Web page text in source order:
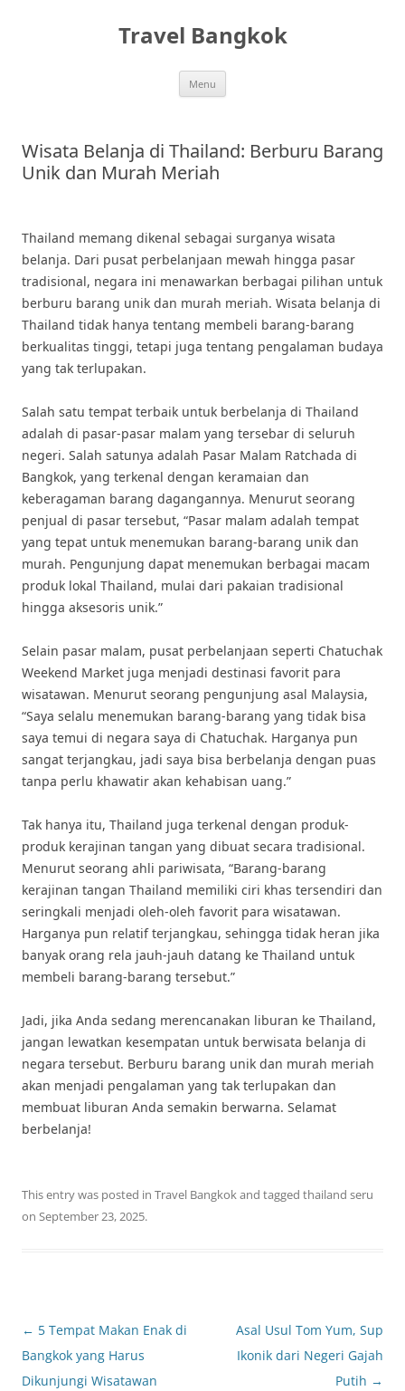
Travel Bangkok
Menu
Wisata Belanja di Thailand: Berburu Barang
Unik dan Murah Meriah
Thailand memang dikenal sebagai surganya wisata
belanja. Dari pusat perbelanjaan mewah hingga pasar
tradisional, negara ini menawarkan berbagai pilihan untuk
berburu barang unik dan murah meriah. Wisata belanja di
Thailand tidak hanya tentang membeli barang-barang
berkualitas tinggi, tetapi juga tentang pengalaman budaya
yang tak terlupakan.
Salah satu tempat terbaik untuk berbelanja di Thailand
adalah di pasar-pasar malam yang tersebar di seluruh
negeri. Salah satunya adalah Pasar Malam Ratchada di
Bangkok, yang terkenal dengan keramaian dan
keberagaman barang dagangannya. Menurut seorang
penjual di pasar tersebut, “Pasar malam adalah tempat
yang tepat untuk menemukan barang-barang unik dan
murah. Pengunjung dapat menemukan berbagai macam
produk lokal Thailand, mulai dari pakaian tradisional
hingga aksesoris unik.”
Selain pasar malam, pusat perbelanjaan seperti Chatuchak
Weekend Market juga menjadi destinasi favorit para
wisatawan. Menurut seorang pengunjung asal Malaysia,
“Saya selalu menemukan barang-barang yang tidak bisa
saya temui di negara saya di Chatuchak. Harganya pun
sangat terjangkau, jadi saya bisa berbelanja dengan puas
tanpa perlu khawatir akan kehabisan uang.”
Tak hanya itu, Thailand juga terkenal dengan produk-
produk kerajinan tangan yang dibuat secara tradisional.
Menurut seorang ahli pariwisata, “Barang-barang
kerajinan tangan Thailand memiliki ciri khas tersendiri dan
seringkali menjadi oleh-oleh favorit para wisatawan.
Harganya pun relatif terjangkau, sehingga tidak heran jika
banyak orang rela jauh-jauh datang ke Thailand untuk
membeli barang-barang tersebut.”
Jadi, jika Anda sedang merencanakan liburan ke Thailand,
jangan lewatkan kesempatan untuk berwisata belanja di
negara tersebut. Berburu barang unik dan murah meriah
akan menjadi pengalaman yang tak terlupakan dan
membuat liburan Anda semakin berwarna. Selamat
berbelanja!
This entry was posted in Travel Bangkokand tagged thailand seru
on September 23, 2025.
Post
navigation
← 5 Tempat Makan Enak di
Bangkok yang Harus
Dikunjungi Wisatawan
Asal Usul Tom Yum, Sup
Ikonik dari Negeri Gajah
Putih →